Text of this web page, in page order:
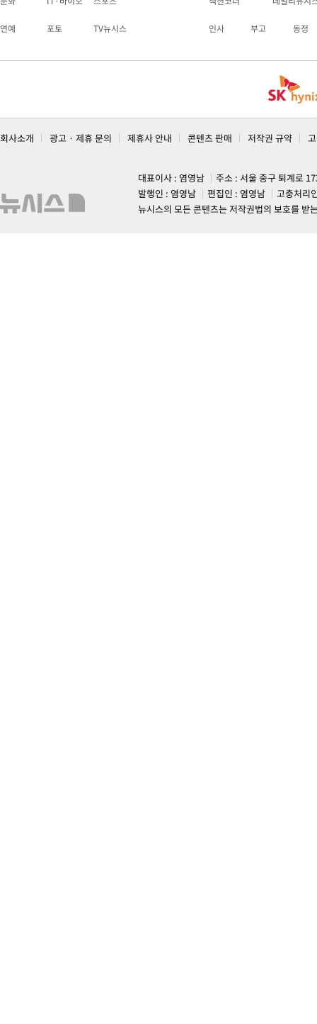
연예 포토 TV뉴시스 인사 부고 동정
회사소개 광고 · 제휴 문의 제휴사 안내 콘텐츠 판매 저작권 규약
대표이사 : 염영남
주소 : 서울 중구 퇴계로
발행인 : 염영남
편집인 : 염영남
고충처리
뉴시스의 모든 콘텐츠는 저작권법의 보호를